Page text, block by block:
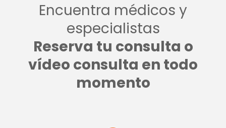
Encuentra médicos y
especialistas
Reserva tu consulta o
vídeo consulta en todo
momento